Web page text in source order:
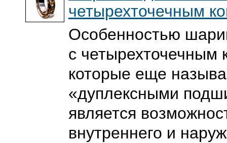
четырехточечным
Особенностью
с четырехточечным
которые еще
«дуплексными
является
внутреннего и